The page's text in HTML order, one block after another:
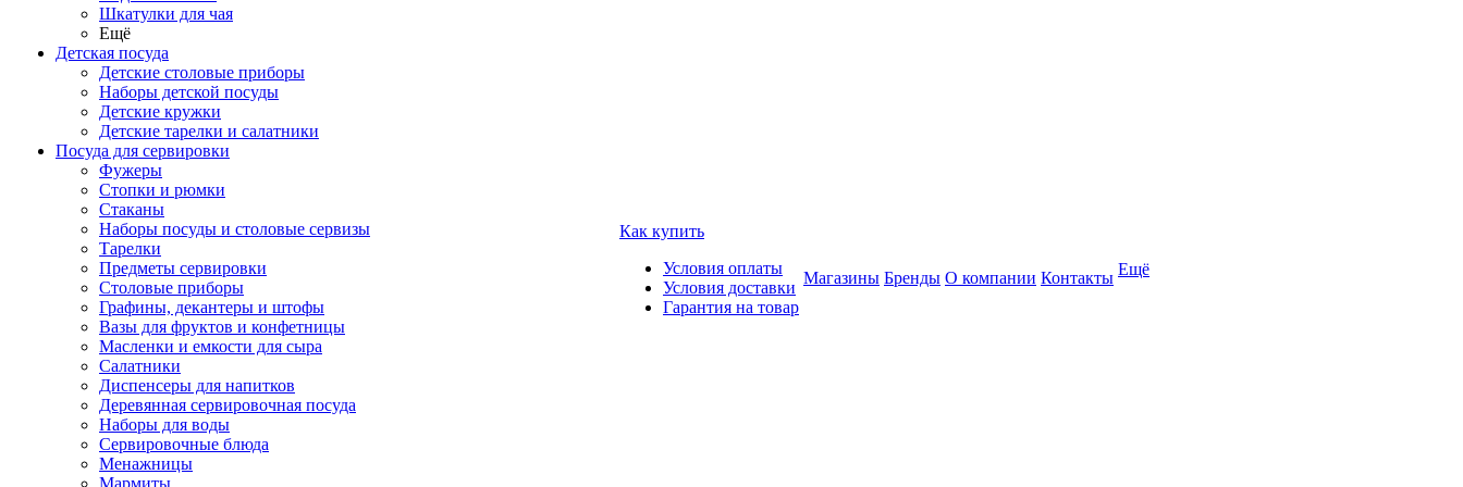
Шкатулки для чая
Ещё
Детская посуда
Детские столовые приборы
Наборы детской посуды
Детские кружки
Детские тарелки и салатники
Посуда для сервировки
Фужеры
Стопки и рюмки
Стаканы
Наборы посуды и столовые сервизы
Тарелки
Предметы сервировки
Столовые приборы
Графины, декантеры и штофы
Вазы для фруктов и конфетницы
Масленки и емкости для сыра
Салатники
Диспенсеры для напитков
Деревянная сервировочная посуда
Наборы для воды
Сервировочные блюда
Менажницы
Мармиты
Как купить
Условия оплаты
Условия доставки
Гарантия на товар
Магазины Бренды О компании Контакты Ещё